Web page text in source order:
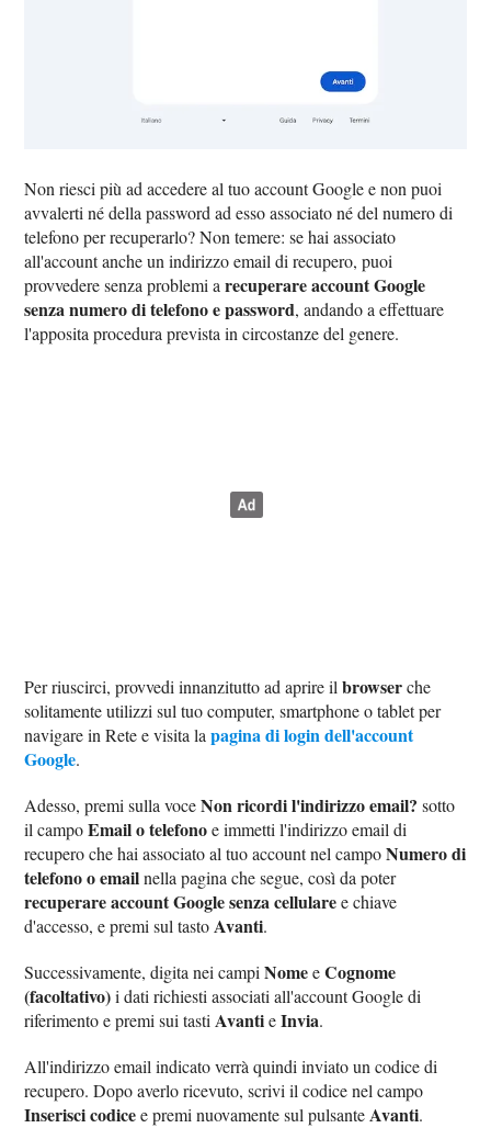
Non riesci più ad accedere al tuo account Google e non puoi
avvalerti né della password ad esso associato né del numero di
telefono per recuperarlo? Non temere: se hai associato
all'account anche un indirizzo email di recupero, puoi
provvedere senza problemi arecuperare account Google
senza numero di telefono e password, andando a effettuare
l'apposita procedura prevista in circostanze del genere.
Per riuscirci, provvedi innanzitutto ad aprire ilbrowserche
solitamente utilizzi sul tuo computer, smartphone o tablet per
navigare in Rete e visita lapagina di login dell'account
Google.
Adesso, premi sulla voceNon ricordi l'indirizzo email? sotto
il campoEmail o telefonoe immetti l'indirizzo email di
recupero che hai associato al tuo account nel campoNumero di
telefono o emailnella pagina che segue, così da poter
recuperare account Google senza cellularee chiave
d'accesso, e premi sul tasto Avanti.
Successivamente, digita nei campiNomeeCognome
(facoltativo)i dati richiesti associati all'account Google di
riferimento e premi sui tasti AvantieInvia.
All'indirizzo email indicato verrà quindi inviato un codice di
recupero. Dopo averlo ricevuto, scrivi il codice nel campo
Inserisci codicee premi nuovamente sul pulsante Avanti.